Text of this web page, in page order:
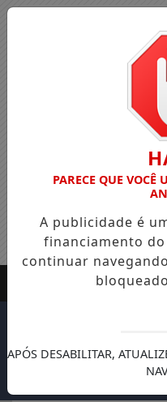
PARECE QUE
A publicidade é
financiamento
continuar
APÓS DESABILITAR,